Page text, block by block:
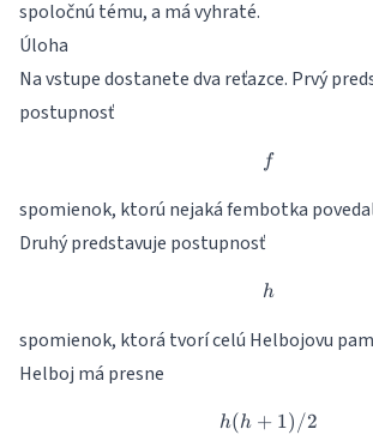
spoločnú tému, a má vyhraté.
Úloha
Na vstupe dostanete dva reťazce. Prvý
postupnosť
f
f
spomienok, ktorú nejaká fembotka
Druhý predstavuje postupnosť
h
h
spomienok, ktorá tvorí celú Helbojovu
Helboj má presne
h(h+1)/2
h(h + 1) /2